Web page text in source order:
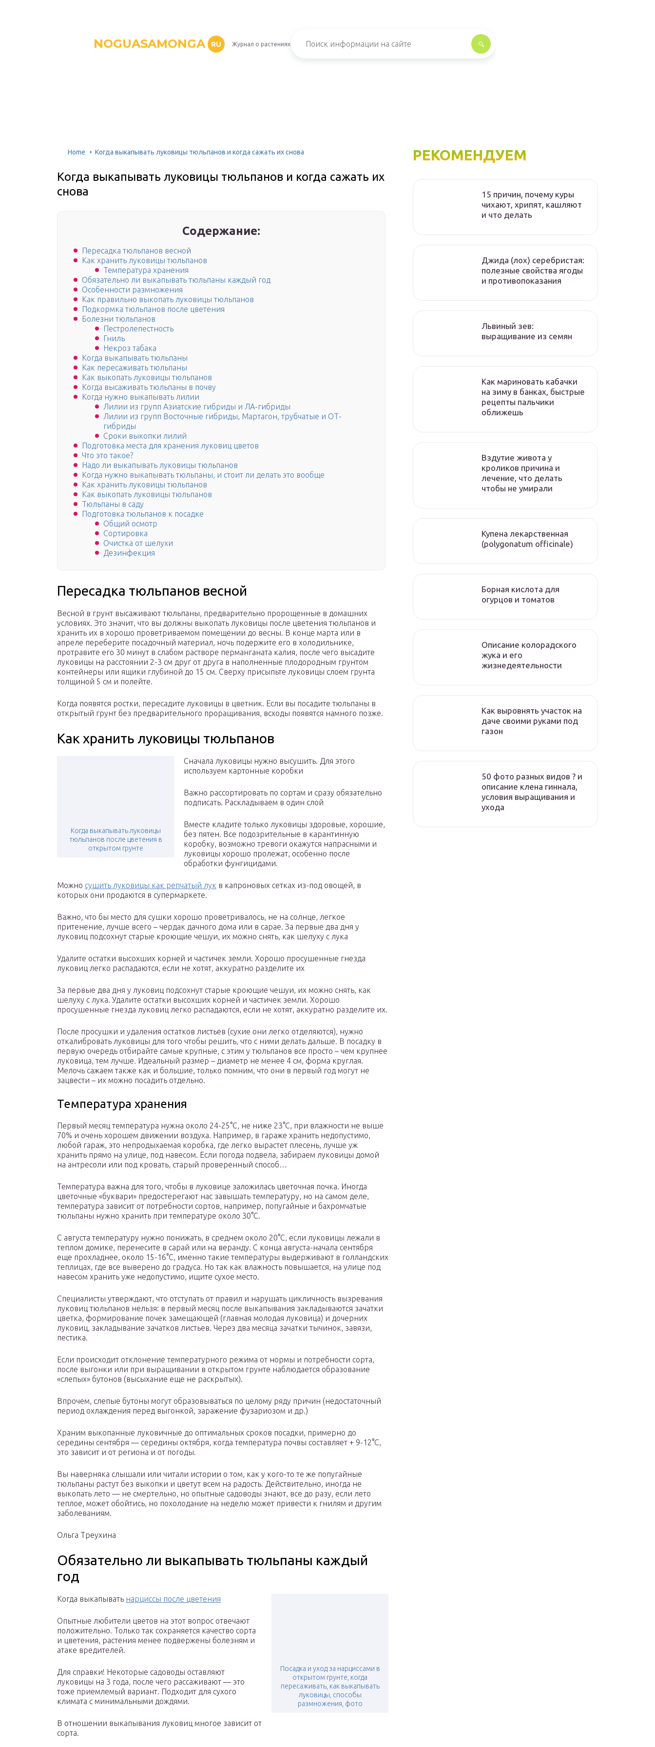
NOGUASAMONGA RU Журнал о растениях
Home Когда выкапывать луковицы тюльпанов и когда сажать их снова
Когда выкапывать луковицы тюльпанов и когда сажать их
снова
Содержание:
Пересадка тюльпанов весной
Как хранить луковицы тюльпанов
Температура хранения
Обязательно ли выкапывать тюльпаны каждый год
Особенности размножения
Как правильно выкопать луковицы тюльпанов
Подкормка тюльпанов после цветения
Болезни тюльпанов
Пестролепестность
Гниль
Некроз табака
Когда выкапывать тюльпаны
Как пересаживать тюльпаны
Как выкопать луковицы тюльпанов
Когда высаживать тюльпаны в почву
Когда нужно выкапывать лилии
Лилии из групп Азиатские гибриды и ЛА-гибриды
Лилии из групп Восточные гибриды, Мартагон, трубчатые и ОТ-
гибриды
Сроки выкопки лилий
Подготовка места для хранения луковиц цветов
Что это такое?
Надо ли выкапывать луковицы тюльпанов
Когда нужно выкапывать тюльпаны, и стоит ли делать это вообще
Как хранить луковицы тюльпанов
Как выкопать луковицы тюльпанов
Тюльпаны в саду
Подготовка тюльпанов к посадке
Общий осмотр
Сортировка
Очистка от шелухи
Дезинфекция
Пересадка тюльпанов весной
Весной в грунт высаживают тюльпаны, предварительно пророщенные в домашних
условиях. Это значит, что вы должны выкопать луковицы после цветения тюльпанов и
хранить их в хорошо проветриваемом помещении до весны. В конце марта или в
апреле переберите посадочный материал, ночь подержите его в холодильнике,
протравите его 30 минут в слабом растворе перманганата калия, после чего высадите
луковицы на расстоянии 2-3 см друг от друга в наполненные плодородным грунтом
контейнеры или ящики глубиной до 15 см. Сверху присыпьте луковицы слоем грунта
толщиной 5 см и полейте.
Когда появятся ростки, пересадите луковицы в цветник. Если вы посадите тюльпаны в
открытый грунт без предварительного проращивания, всходы появятся намного позже.
Как хранить луковицы тюльпанов
Когда выкапывать луковицы
тюльпанов после цветения в
открытом грунте
Сначала луковицы нужно высушить. Для этого
используем картонные коробки
Важно рассортировать по сортам и сразу обязательно
подписать. Раскладываем в один слой
Вместе кладите только луковицы здоровые, хорошие,
без пятен. Все подозрительные в карантинную
коробку, возможно тревоги окажутся напрасными и
луковицы хорошо пролежат, особенно после
обработки фунгицидами.
Можно сушить луковицы как репчатый лук в капроновых сетках из-под овощей, в
которых они продаются в супермаркете.
Важно, что бы место для сушки хорошо проветривалось, не на солнце, легкое
притенение, лучше всего – чердак дачного дома или в сарае. За первые два дня у
луковиц подсохнут старые кроющие чешуи, их можно снять, как шелуху с лука
Удалите остатки высохших корней и частичек земли. Хорошо просушенные гнезда
луковиц легко распадаются, если не хотят, аккуратно разделите их
За первые два дня у луковиц подсохнут старые кроющие чешуи, их можно снять, как
шелуху с лука. Удалите остатки высохших корней и частичек земли. Хорошо
просушенные гнезда луковиц легко распадаются, если не хотят, аккуратно разделите их.
После просушки и удаления остатков листьев (сухие они легко отделяются), нужно
откалибровать луковицы для того чтобы решить, что с ними делать дальше. В посадку в
первую очередь отбирайте самые крупные, с этим у тюльпанов все просто – чем крупнее
луковица, тем лучше. Идеальный размер – диаметр не менее 4 см, форма круглая.
Мелочь сажаем также как и большие, только помним, что они в первый год могут не
зацвести – их можно посадить отдельно.
Температура хранения
Первый месяц температура нужна около 24-25°С, не ниже 23°С, при влажности не выше
70% и очень хорошем движении воздуха. Например, в гараже хранить недопустимо,
любой гараж, это непродыхаемая коробка, где легко вырастет плесень, лучше уж
хранить прямо на улице, под навесом. Если погода подвела, забираем луковицы домой
на антресоли или под кровать, старый проверенный способ…
Температура важна для того, чтобы в луковице заложилась цветочная почка. Иногда
цветочные «буквари» предостерегают нас завышать температуру, но на самом деле,
температура зависит от потребности сортов, например, попугайные и бахромчатые
тюльпаны нужно хранить при температуре около 30°С.
С августа температуру нужно понижать, в среднем около 20°С, если луковицы лежали в
теплом домике, перенесите в сарай или на веранду. С конца августа-начала сентября
еще прохладнее, около 15-16°С, именно такие температуры выдерживают в голландских
теплицах, где все выверено до градуса. Но так как влажность повышается, на улице под
навесом хранить уже недопустимо, ищите сухое место.
Специалисты утверждают, что отступать от правил и нарушать цикличность вызревания
луковиц тюльпанов нельзя: в первый месяц после выкапывания закладываются зачатки
цветка, формирование почек замещающей (главная молодая луковица) и дочерних
луковиц, закладывание зачатков листьев. Через два месяца зачатки тычинок, завязи,
пестика.
Если происходит отклонение температурного режима от нормы и потребности сорта,
после выгонки или при выращивании в открытом грунте наблюдается образование
«слепых» бутонов (высыхание еще не раскрытых).
Впрочем, слепые бутоны могут образовываться по целому ряду причин (недостаточный
период охлаждения перед выгонкой, заражение фузариозом и др.)
Храним выкопанные луковичные до оптимальных сроков посадки, примерно до
середины сентября — середины октября, когда температура почвы составляет + 9-12°С,
это зависит и от региона и от погоды.
Вы наверняка слышали или читали истории о том, как у кого-то те же попугайные
тюльпаны растут без выкопки и цветут всем на радость. Действительно, иногда не
выкопать лето — не смертельно, но опытные садоводы знают, все до разу, если лето
теплое, может обойтись, но похолодание на неделю может привести к гнилям и другим
заболеваниям.
Ольга Треухина
Обязательно ли выкапывать тюльпаны каждый
год
Посадка и уход за нарциссами в
открытом грунте, когда
пересаживать, как выкапывать
луковицы, способы
размножения, фото
Когда выкапывать нарциссы после цветения
Опытные любители цветов на этот вопрос отвечают
положительно. Только так сохраняется качество сорта
и цветения, растения менее подвержены болезням и
атаке вредителей.
Для справки! Некоторые садоводы оставляют
луковицы на 3 года, после чего рассаживают — это
тоже приемлемый вариант. Подходит для сухого
климата с минимальными дождями.
В отношении выкапывания луковиц многое зависит от
сорта.
РЕКОМЕНДУЕМ
15 причин, почему куры
чихают, хрипят, кашляют
и что делать
Джида (лох) серебристая:
полезные свойства ягоды
и противопоказания
Львиный зев:
выращивание из семян
Как мариновать кабачки
на зиму в банках, быстрые
рецепты пальчики
оближешь
Вздутие живота у
кроликов причина и
лечение, что делать
чтобы не умирали
Купена лекарственная
(polygonatum officinale)
Борная кислота для
огурцов и томатов
Описание колорадского
жука и его
жизнедеятельности
Как выровнять участок на
даче своими руками под
газон
50 фото разных видов ? и
описание клена гиннала,
условия выращивания и
ухода